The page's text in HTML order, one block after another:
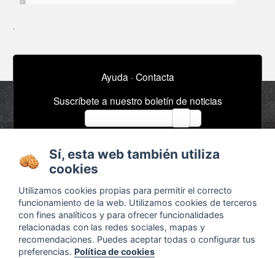
Ayuda · Contacta
Suscríbete a nuestro boletín de noticias
Acerca de
condiciones
Configurar cookies
Agenda
Anuncios / Empleo
Bibliografía
Sí, esta web también utiliza
cookies
Utilizamos cookies propias para permitir el correcto
funcionamiento de la web. Utilizamos cookies de terceros
con fines analíticos y para ofrecer funcionalidades
relacionadas con las redes sociales, mapas y
recomendaciones. Puedes aceptar todas o configurar tus
preferencias. Política de cookies